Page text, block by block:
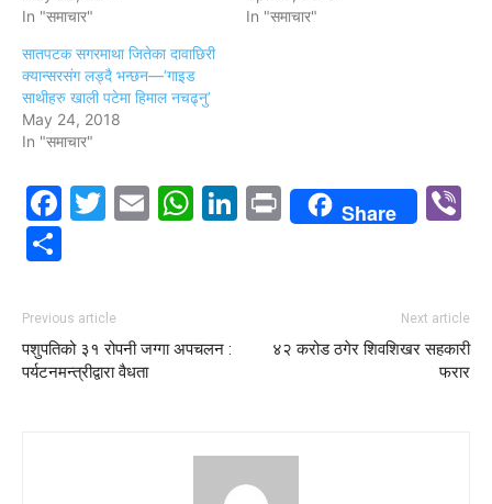
In "समाचार"
In "समाचार"
सातपटक सगरमाथा जितेका दावाछिरी
क्यान्सरसंग लड्दै भन्छन—‘गाइड
साथीहरु खाली पटेमा हिमाल नचढ्नु’
May 24, 2018
In "समाचार"
Facebook
Twitter
EmailWhatsApp
LinkedIn
PrintShare
Previous article
पशुपतिको ३१ रोपनी जग्गा अपचलन :
पर्यटनमन्त्रीद्वारा वैधता
Next article
४२ करोड ठगेर शिवशिखर सहकारी
फरार